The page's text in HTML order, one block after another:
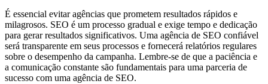
É essencial evitar agências que prometem resultados rápidos e
milagrosos. SEO é um processo gradual e exige tempo e dedicação
para gerar resultados significativos. Uma agência de SEO confiável
será transparente em seus processos e fornecerá relatórios regulares
sobre o desempenho da campanha. Lembre-se de que a paciência e
a comunicação constante são fundamentais para uma parceria de
sucesso com uma agência de SEO.